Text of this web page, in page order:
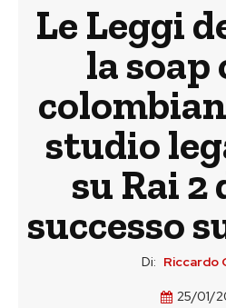
Le Leggi
la soap
studio
su Rai 2
successo
Di: Riccardo
25/01/